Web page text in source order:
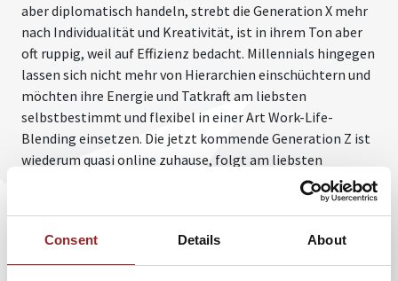
Consent Details About
aber diplomatisch handeln, strebt die Generation X mehr
nach Individualität und Kreativität, ist in ihrem Ton aber
oft ruppig, weil auf Effizienz bedacht. Millennials hingegen
lassen sich nicht mehr von Hierarchien einschüchtern und
möchten ihre Energie und Tatkraft am liebsten
selbstbestimmt und flexibel in einer Art Work-Life-
Blending einsetzen. Die jetzt kommende Generation Z ist
wiederum quasi online zuhause, folgt am liebsten
Influencern auf YouTube und Instagram, legt aber auch
wieder vermehrt Wert auf Sicherheit und Struktur. Diese
Rolle für Unternehmenserfolg bei der Mitarbeiterführung.